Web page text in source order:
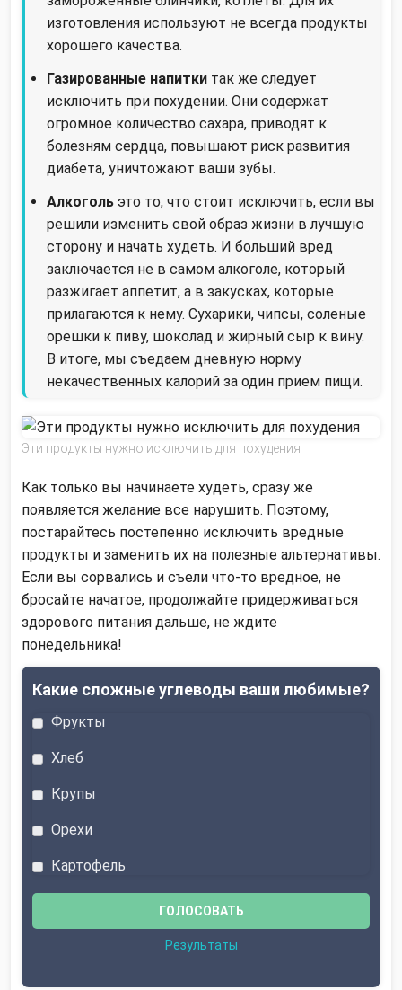
изготовления используют не всегда продукты
хорошего качества.
Газированные напитки так же следует
исключить при похудении. Они содержат
огромное количество сахара, приводят к
болезням сердца, повышают риск развития
диабета, уничтожают ваши зубы.
Алкоголь это то, что стоит исключить, если вы
решили изменить свой образ жизни в лучшую
сторону и начать худеть. И больший вред
заключается не в самом алкоголе, который
разжигает аппетит, а в закусках, которые
прилагаются к нему. Сухарики, чипсы, соленые
орешки к пиву, шоколад и жирный сыр к вину.
В итоге, мы съедаем дневную норму
некачественных калорий за один прием пищи.
Эти продукты нужно исключить для похудения
Как только вы начинаете худеть, сразу же
появляется желание все нарушить. Поэтому,
постарайтесь постепенно исключить вредные
продукты и заменить их на полезные альтернативы.
Если вы сорвались и съели что-то вредное, не
бросайте начатое, продолжайте придерживаться
здорового питания дальше, не ждите
понедельника!
Какие сложные углеводы ваши любимые?
Фрукты
Хлеб
Крупы
Орехи
Картофель
Результаты